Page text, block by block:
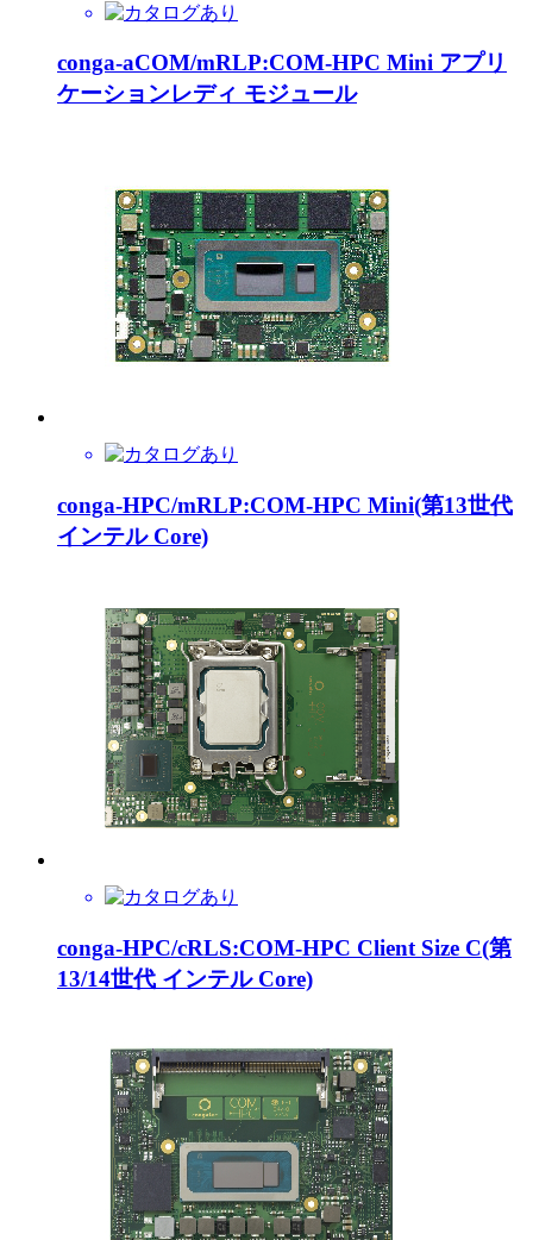
conga-aCOM/mRLP:COM-HPC Mini アプリ
ケーションレディ モジュール
conga-HPC/mRLP:COM-HPC Mini(第13世代
インテル Core)
conga-HPC/cRLS:COM-HPC Client Size C(第
13/14世代 インテル Core)